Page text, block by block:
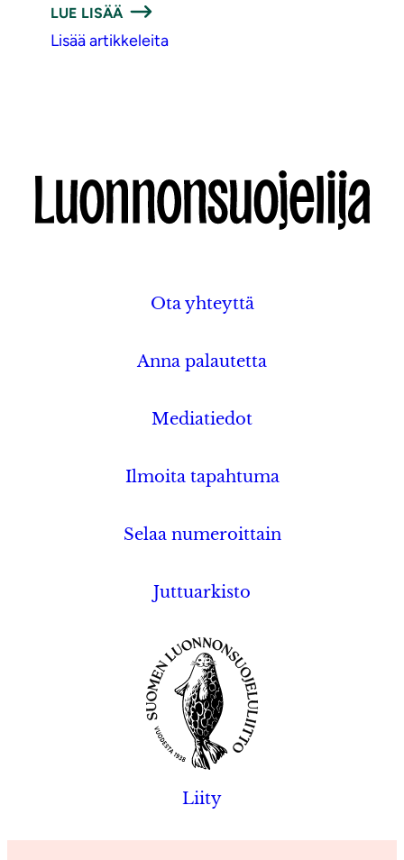
LUE LISÄÄ
Lisää artikkeleita
Ota yhteyttä
Anna palautetta
Mediatiedot
Ilmoita tapahtuma
Selaa numeroittain
Juttuarkisto
Liity